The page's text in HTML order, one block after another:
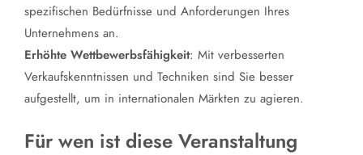
spezifischen Bedürfnisse und Anforderungen Ihres
Unternehmens an.
Erhöhte Wettbewerbsfähigkeit: Mit verbesserten
Verkaufskenntnissen und Techniken sind Sie besser
aufgestellt, um in internationalen Märkten zu agieren.
Für wen ist diese Veranstaltung